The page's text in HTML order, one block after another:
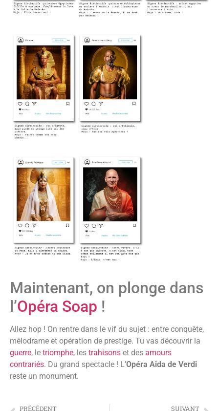
Maintenant, on plonge dans
l’Opéra Soap !
Allez hop ! On rentre dans le vif du sujet : entre conquête,
mélodrame et opération de prestige. Tu vas découvrir la
guerre, le triomphe, les trahisons et des amours
contrariés. Du grand spectacle ! L’Opéra Aida de Verdi
reste un monument.
PRÉCÉDENT SUIVANT